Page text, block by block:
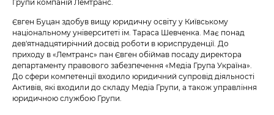
Групи компаній Лемтранс.
Євген Буцан здобув вищу юридичну освіту у Київському
національному університеті ім. Тараса Шевченка. Має понад
дев'ятнадцятирічний досвід роботи в юриспруденції. До
приходу в «Лемтранс» пан Євген обіймав посаду директора
департаменту правового забезпечення «Медіа Група Україна».
До сфери компетенції входило юридичний супровід діяльності
Активів, які входили до складу Медіа Групи, а також управління
юридичною службою Групи.